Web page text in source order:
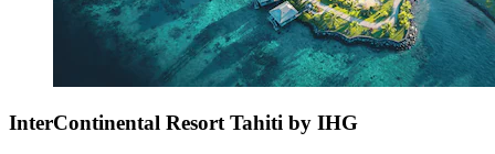
InterContinental Resort Tahiti by IHG